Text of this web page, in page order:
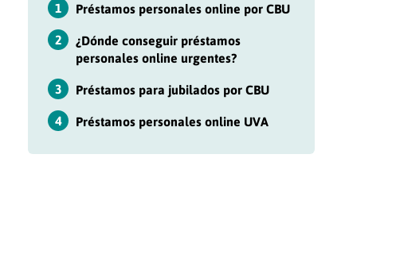
1 Préstamos personales online por CBU
2
¿Dónde conseguir préstamos
personales online urgentes?
3 Préstamos para jubilados por CBU
4 Préstamos personales online UVA